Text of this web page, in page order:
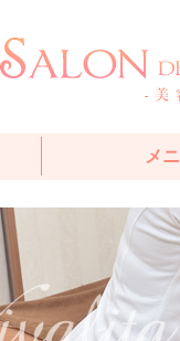
メ
トリートメント
アルガンオイル
トリートメント
I.T.Oメディカル